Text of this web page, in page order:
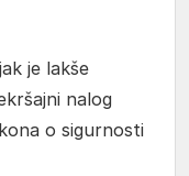
je lakše
nalog
o sigurnosti